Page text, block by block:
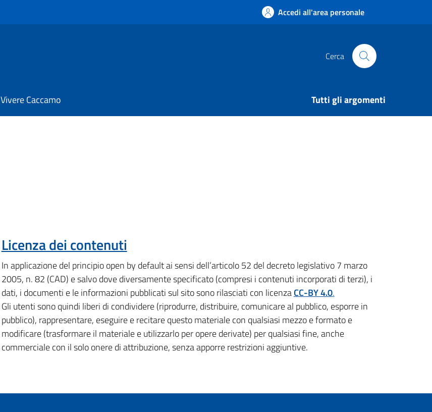
Accedi all'area personale
Cerca
Vivere Caccamo Tutti gli argomenti
Licenza dei contenuti
In applicazione del principio open by default ai sensi dell’articolo 52 del decreto legislativo 7 marzo
2005, n. 82 (CAD) e salvo dove diversamente specificato (compresi i contenuti incorporati di terzi), i
dati, i documenti e le informazioni pubblicati sul sito sono rilasciati con licenzaCC-BY 4.0.
Gli utenti sono quindi liberi di condividere (riprodurre, distribuire, comunicare al pubblico, esporre in
pubblico), rappresentare, eseguire e recitare questo materiale con qualsiasi mezzo e formato e
modificare (trasformare il materiale e utilizzarlo per opere derivate) per qualsiasi fine, anche
commerciale con il solo onere di attribuzione, senza apporre restrizioni aggiuntive.